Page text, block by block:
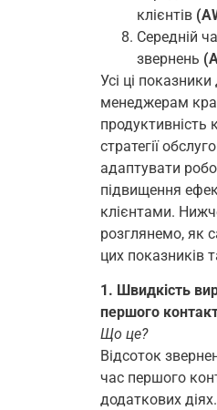
клієнтів
Середній
звернень
Усі ці
менеджерам
стратегії
адаптувати
підвищення
клієнтами.
розглянемо, як
цих показників
1. Швидкість
першого
Що це?
Відсоток
час першого
додаткових діях.